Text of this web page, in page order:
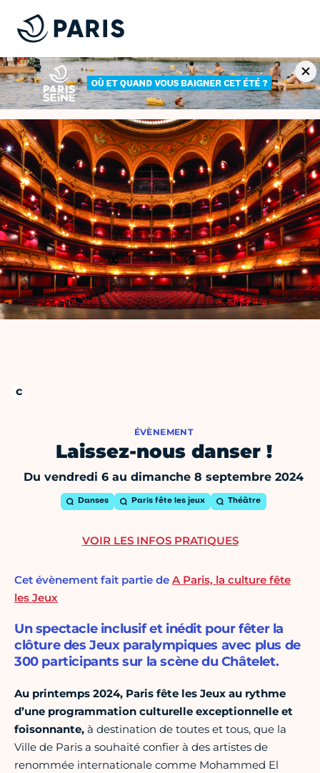
ÉVÈNEMENT
Laissez-nous danser !
Du vendredi 6 au dimanche 8 septembre 2024
Danses Paris fête les jeux Théâtre
Cet évènement fait partie de A Paris, la culture fête
les Jeux
Un spectacle inclusif et inédit pour fêter la
clôture des Jeux paralympiques avec plus de
300 participants sur la scène du Châtelet.
Au printemps 2024, Paris fête les Jeux au rythme
d’une programmation culturelle exceptionnelle et
foisonnante, à destination de toutes et tous, que la
Ville de Paris a souhaité confier à des artistes de
renommée internationale comme Mohammed El
VOIR LES INFOS PRATIQUES